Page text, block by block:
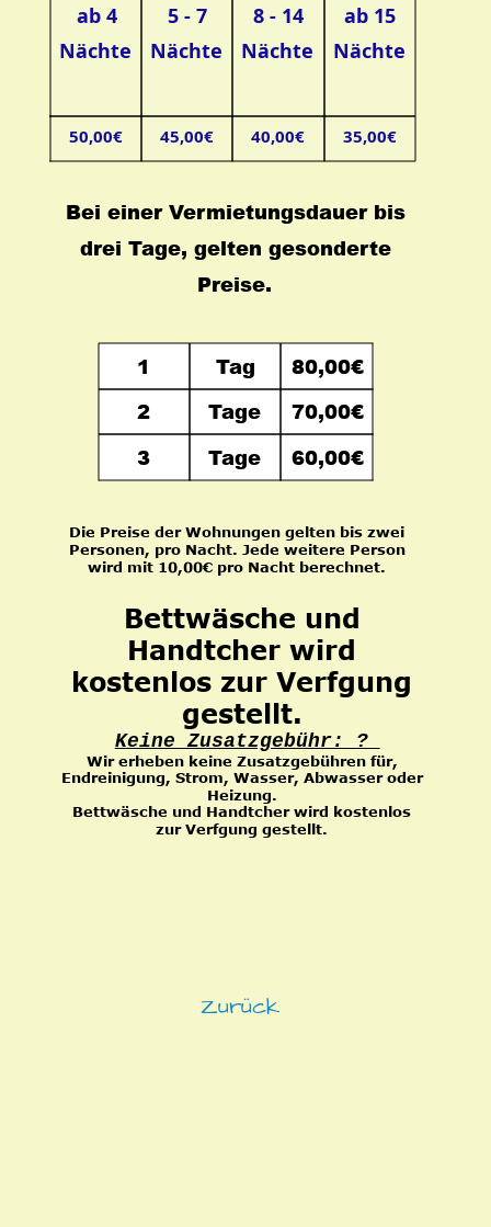
Bei einer Vermietungsdauer bis
drei Tage, gelten gesonderte
Preise.
ab 4
Nächte
5 - 7
Nächte
8 - 14
Nächte
ab 15
Nächte
50,00€ 45,00€ 40,00€ 35,00€
1 Tag
80,00€
2
Tage
70,00€
3
Tage 60,00€
Die Preise der Wohnungen gelten bis zwei
Personen, pro Nacht. Jede weitere Person
wird mit 10,00€ pro Nacht berechnet.
Bettwäsche und
Handtcher wird
kostenlos zur Verfgung
gestellt.
Keine Zusatzgebühr: ?
Wir erheben keine Zusatzgebühren für,
Endreinigung, Strom, Wasser, Abwasser oder
Heizung.
Bettwäsche und Handtcher wird kostenlos
zur Verfgung gestellt.
Zurück